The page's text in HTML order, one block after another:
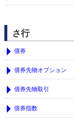
さ行
債券
債券先物オプション
債券先物取引
債券指数